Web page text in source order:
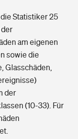
Statistiker 25
der
am eigenen
sowie die
Glasschäden,
der
(10-33). Für